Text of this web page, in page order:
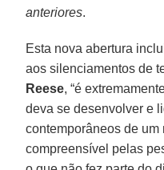
anteriores.
Esta nova abertura
aos silenciamentos de
Reese, “é
deva se desenvolver e
contemporâneos de um
compreensível pelas